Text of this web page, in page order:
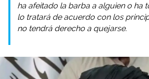
ha afeitado la barba a alguien o ha
lo tratará de acuerdo con los
no tendrá derecho a quejarse.